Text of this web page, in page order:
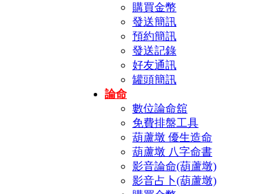
購買金幣
發送簡訊
預約簡訊
發送記錄
好友通訊
罐頭簡訊
論命
數位論命舘
免費排盤工具
葫蘆墩 優生造命
葫蘆墩 八字命書
影音論命(葫蘆墩)
影音占卜(葫蘆墩)